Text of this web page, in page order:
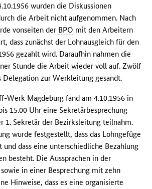
wurden die Diskussionen
die Arbeit nicht aufgenommen. Nach
vonseiten der BPO mit den Arbeitern
dass zunächst der Lohnausgleich für den
gezahlt wird. Daraufhin nahmen die
Stunde die Arbeit wieder voll auf. Zwölf
Delegation zur Werkleitung gesandt.
Werk Magdeburg fand am 4.10.1956 in
15.00 Uhr eine Sekretärbesprechung
1. Sekretär der Bezirksleitung teilnahm.
wurde festgestellt, dass das Lohngefüge
dass eine unterschiedliche Bezahlung
besteht. Die Aussprachen in der
in einer Besprechung mit zehn
Hinweise, dass es eine organisierte